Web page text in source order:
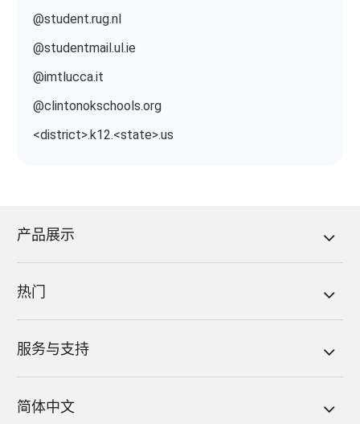
@student.rug.nl
@studentmail.ul.ie
@imtlucca.it
@clintonokschools.org
<district>.k12.<state>.us
产品展示
热门
服务与支持
简体中文